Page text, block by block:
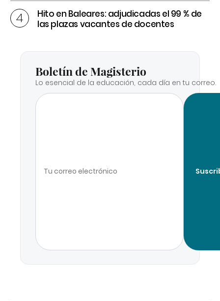
Hito en Baleares: adjudicadas el 99 % de
las plazas vacantes de docentes
Boletín de Magisterio
Lo esencial de la educación, cada día en tu correo.